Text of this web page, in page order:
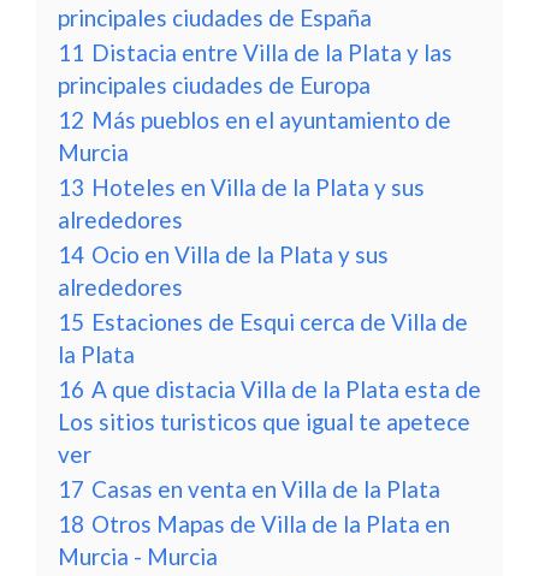
principales ciudades de España
11 Distacia entre Villa de la Plata y las
principales ciudades de Europa
12 Más pueblos en el ayuntamiento de
Murcia
13 Hoteles en Villa de la Plata y sus
alrededores
14 Ocio en Villa de la Plata y sus
alrededores
15 Estaciones de Esqui cerca de Villa de
la Plata
16 A que distacia Villa de la Plata esta de
Los sitios turisticos que igual te apetece
ver
17 Casas en venta en Villa de la Plata
18 Otros Mapas de Villa de la Plata en
Murcia - Murcia